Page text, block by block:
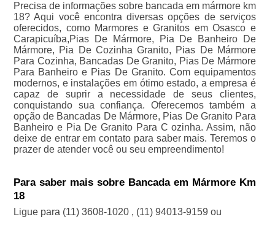
Precisa de informações sobre bancada em mármore km
18? Aqui você encontra diversas opções de serviços
oferecidos, como Marmores e Granitos em Osasco e
Carapicuíba,Pias De Mármore, Pia De Banheiro De
Mármore, Pia De Cozinha Granito, Pias De Mármore
Para Cozinha, Bancadas De Granito, Pias De Mármore
Para Banheiro e Pias De Granito. Com equipamentos
modernos, e instalações em ótimo estado, a empresa é
capaz de suprir a necessidade de seus clientes,
conquistando sua confiança. Oferecemos também a
opção de Bancadas De Mármore, Pias De Granito Para
Banheiro e Pia De Granito Para C ozinha. Assim, não
deixe de entrar em contato para saber mais. Teremos o
prazer de atender você ou seu empreendimento!
Para saber mais sobre Bancada em Mármore Km
18
Ligue para (11) 3608-1020 , (11) 94013-9159 ou